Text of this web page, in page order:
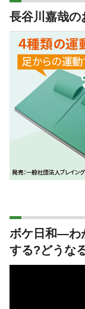
長谷川嘉哉の
ボケ日和―わ
する?どうな